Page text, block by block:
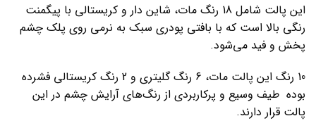
این پالت شامل 18 رنگ مات، شاین دار و کریستالی با پیگمنت
رنگی بالا است که با بافتی پودری سبک به نرمی روی پلک چشم
پخش و فید می‌شود.
10 رنگ این پالت مات، 6 رنگ گلیتری و 2 رنگ کریستالی فشرده
بوده طیف وسیع و پرکاربردی از رنگ‌های آرایش چشم در این
پالت قرار دارند.